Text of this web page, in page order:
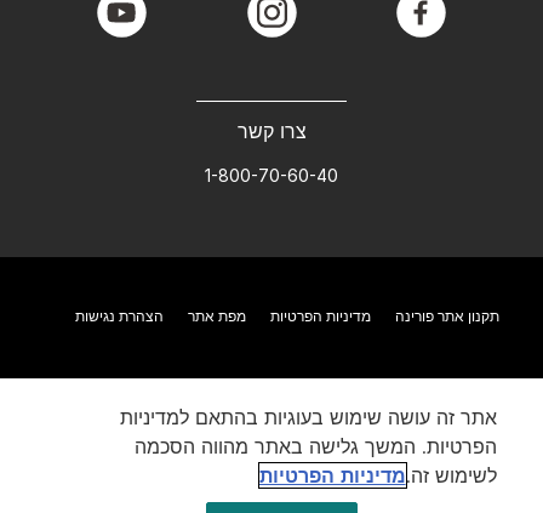
צרו קשר
1-800-70-60-40
facebook
instagram
youtube
תקנון אתר פורינה מדיניות הפרטיות מפת אתר הצהרת נגישות
אתר זה עושה שימוש בעוגיות בהתאם למדיניות
הפרטיות. המשך גלישה באתר מהווה הסכמה
לשימוש זה.מדיניות הפרטיות